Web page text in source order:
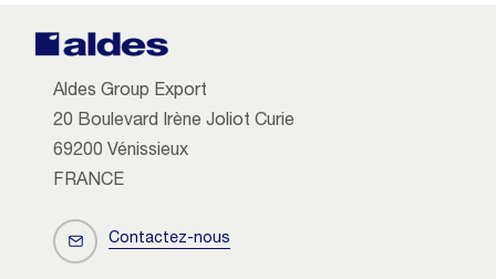
Aldes Group Export
20 Boulevard Irène Joliot Curie
69200 Vénissieux
FRANCE
Contactez-nous